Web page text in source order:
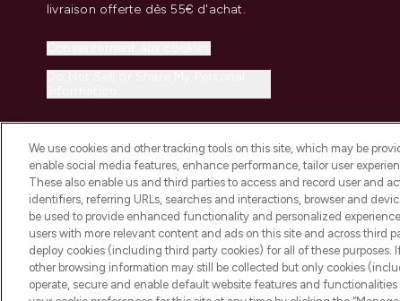
livraison offerte dès 55€ d'achat.
2026 THG Beauty Europe GmbH Maximilianstrasse 54 80538 Munich
We use cookies and other tracking tools on this site, which may be
enable social media features, enhance performance, tailor user
These also enable us and third parties to access and record user and
identifiers, referring URLs, searches and interactions, browser and
be used to provide enhanced functionality and personalized
users with more relevant content and ads on this site and across third
deploy cookies (including third party cookies) for all of these purposes.
other browsing information may still be collected but only cookies
operate, secure and enable default website features and